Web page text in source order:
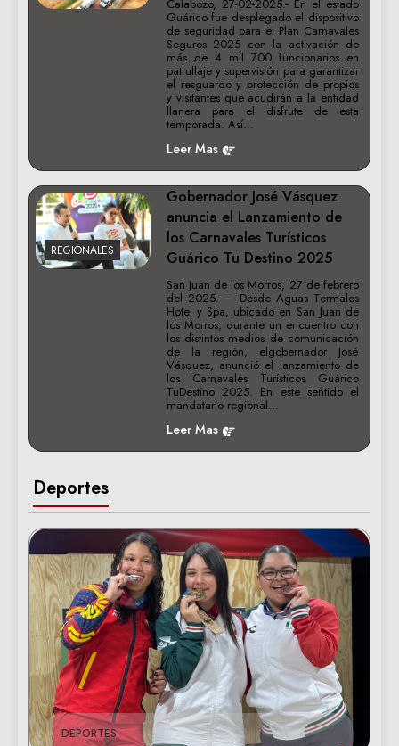
Deportes
DEPORTES
Calabozo, 27-02-2025.- En el estado
Guárico fue desplegado el dispositivo
de seguridad para el Plan Carnavales
Seguros 2025 con la activación de
más de 4 mil 700 funcionarios en
patrullaje y supervisión para garantizar
el resguardo y protección de propios
y visitantes que acudirán a la entidad
llanera para el disfrute de esta
temporada. Así…
Leer Mas
REGIONALES
Gobernador José Vásquez
anuncia el Lanzamiento de
los Carnavales Turísticos
Guárico Tu Destino 2025
San Juan de los Morros, 27 de febrero
del 2025. – Desde Aguas Termales
Hotel y Spa, ubicado en San Juan de
los Morros, durante un encuentro con
los distintos medios de comunicación
de la región, elgobernador José
Vásquez, anunció el lanzamiento de
los Carnavales Turísticos Guárico
TuDestino 2025. En este sentido el
mandatario regional…
Leer Mas